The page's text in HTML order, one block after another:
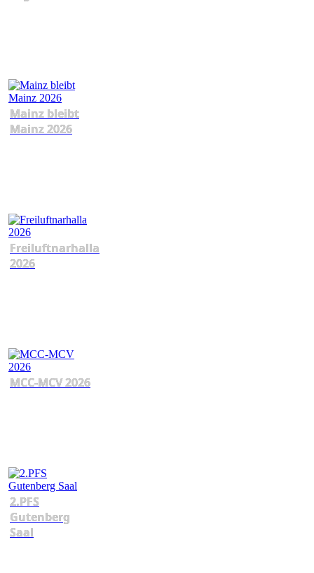
Mainz bleibt
Mainz 2026
Freiluftnarhalla
2026
MCC-MCV 2026
2.PFS
Gutenberg
Saal